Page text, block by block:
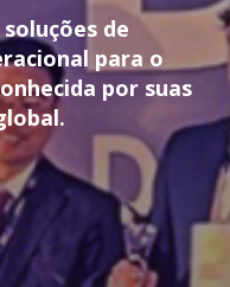
de
para o
por suas